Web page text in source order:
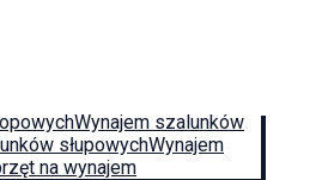
Wynajem szalunków
słupowychWynajem
na wynajem